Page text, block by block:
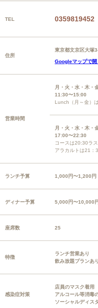
TEL 0359819452
住所
東京都文京区大塚
Googleマップで開
営業時間
月・火・水・木・
11:30〜15:00
Lunch（月～金）
月・火・水・木・
17:00〜22:30
コースは20:30ラ
アラカルトは21：
ランチ予算 1,000円〜1,200円
ディナー予算 5,000円〜10,000円
座席数 25
特徴
ランチ営業あり
飲み放題プランあり
感染症対策
店員のマスク着用
アルコール等消毒
ソーシャルディス